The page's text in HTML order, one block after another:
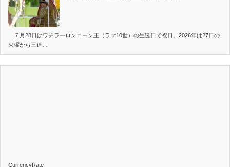
７月28日はワチラーロンコーン王（ラマ10世）の生誕日で祝日。2026年は27日の
火曜から三連…
CurrencyRate